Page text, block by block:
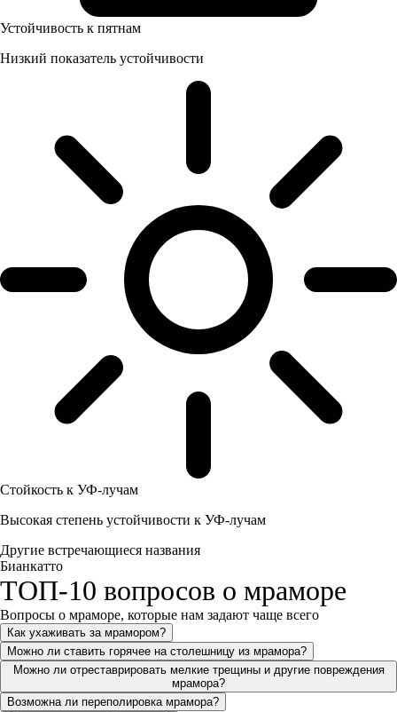
Устойчивость к пятнам
Низкий показатель устойчивости
Стойкость к УФ-лучам
Высокая степень устойчивости к УФ-лучам
Другие встречающиеся названия
Бианкатто
ТОП-10 вопросов о мраморе
Вопросы о мраморе, которые нам задают чаще всего
Как ухаживать за мрамором?
Можно ли ставить горячее на столешницу из мрамора?
Можно ли отреставрировать мелкие трещины и другие повреждения
мрамора?
Возможна ли переполировка мрамора?